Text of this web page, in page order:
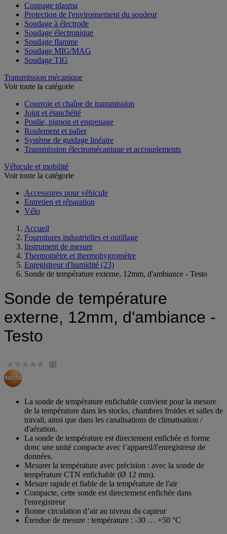
Coupage plasma
Protection de l'environnement du soudeur
Soudage à électrode
Soudage électronique
Soudage flamme
Soudage MIG/MAG
Soudage TIG
Transmission mécanique
Voir toute la catégorie
Courroie et chaîne de transmission
Joint et étanchéité
Poulie, pignon et engrenage
Roulement et palier
Système de guidage linéaire
Transmission électromécanique et accouplements
Véhicule et mobilité
Voir toute la catégorie
Accessoires pour véhicule
Entretien et réparation
Vélo
Accueil
Fournitures industrielles et outillage
Instrument de mesure
Thermomètre et thermohygromètre
Enregistreur d'humidité (23)
Sonde de température externe, 12mm, d'ambiance - Testo
Sonde de température
externe, 12mm, d'ambiance -
Testo
(0)
La sonde de température enfichable convient pour la mesure
de la température dans les stocks, chambres froides et salles de
travail, ainsi que dans les canalisations de climatisation /
d'aération.
La sonde de température est directement enfichée et forme
donc une unité compacte avec l’appareil/l'enregistreur de
données.
Mesurer la température avec précision : avec la sonde de
température CTN enfichable (Ø 12 mm).
Mesure rapide et fiable de la température de l'air
Compacte, cette sonde est directement enfichée dans
l'enregistreur
Bonne circulation d’air au niveau du capteur
Étendue de mesure : température : -30 … +50 °C